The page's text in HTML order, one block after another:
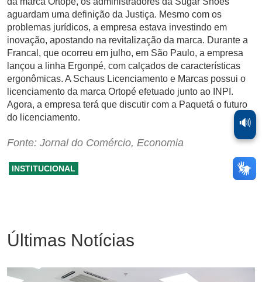
aguardam uma definição da Justiça. Mesmo com os
problemas jurídicos, a empresa estava investindo em
inovação, apostando na revitalização da marca. Durante a
Francal, que ocorreu em julho, em São Paulo, a empresa
lançou a linha Ergonpé, com calçados de características
ergonômicas. A Schaus Licenciamento e Marcas possui o
licenciamento da marca Ortopé efetuado junto ao INPI.
Agora, a empresa terá que discutir com a Paquetá o futuro
do licenciamento.
Fonte: Jornal do Comércio, Economia
INSTITUCIONAL
Últimas Notícias
🔊